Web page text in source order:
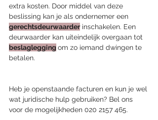
extra kosten. Door middel van deze
beslissing kan je als ondernemer een
gerechtsdeurwaarder inschakelen. Een
deurwaarder kan uiteindelijk overgaan tot
beslaglegging om zo iemand dwingen te
betalen.
Heb je openstaande facturen en kun je wel
wat juridische hulp gebruiken? Bel ons
voor de mogelijkheden 020 2157 465.